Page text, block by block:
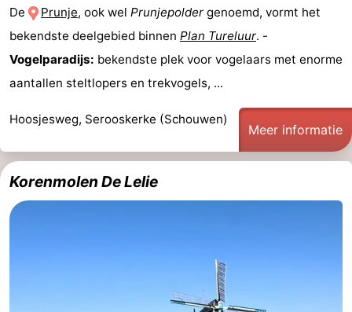
Leiden
Bollenstreek
-
Hollands
Duin
Noordwijk
Katwijk
-
Scheveningen
De Prunje, ook welPrunjepolder genoemd, vormt het
bekendste deelgebied binnen Plan Tureluur. -
Vogelparadijs: bekendste plek voor vogelaars met enorme
aantallen steltlopers en trekvogels, ...
Hoosjesweg, Serooskerke (Schouwen)
Meer informatie
Korenmolen De Lelie